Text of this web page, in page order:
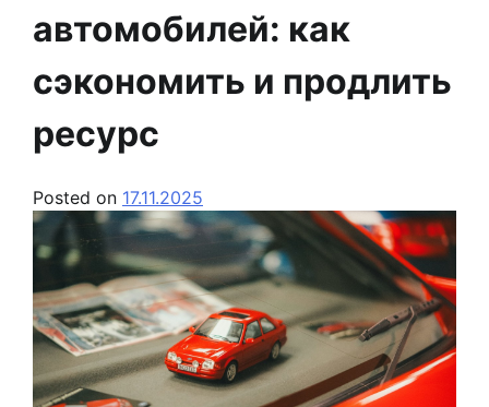
автомобилей: как
сэкономить и продлить
ресурс
Posted on 17.11.2025